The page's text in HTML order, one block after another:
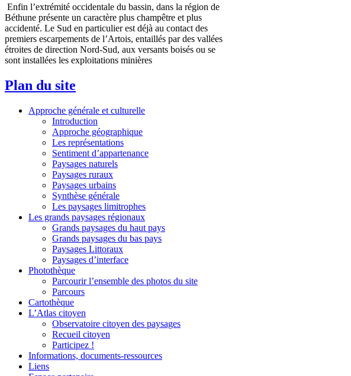
Enfin l’extrémité occidentale du bassin, dans la région de
Béthune présente un caractère plus champêtre et plus
accidenté. Le Sud en particulier est déjà au contact des
premiers escarpements de l’Artois, entaillés par des vallées
étroites de direction Nord-Sud, aux versants boisés ou se
sont installées les exploitations minières
Plan du site
Approche générale et culturelle
Introduction
Approche géographique
Les représentations
Sentiment d’appartenance
Paysages naturels
Paysages ruraux
Paysages urbains
Synthèse générale
Les paysages limitrophes
Les grands paysages régionaux
Grands paysages du haut pays
Grands paysages du bas pays
Paysages Littoraux
Paysages d’interface
Photothèque
Parcourir l’ensemble des photos du site
Parcours
Cartothèque
L’Atlas citoyen
Observatoire citoyen des paysages
Recueil citoyen
Participez !
Informations, documents-ressources
Liens